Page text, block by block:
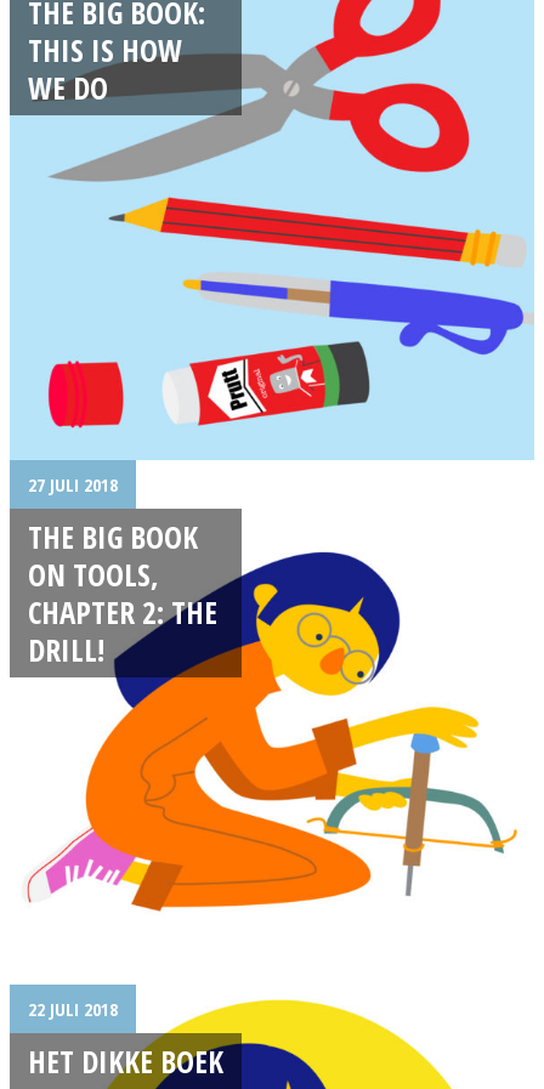
THE BIG BOOK:
THIS IS HOW
WE DO
27 JULI 2018
THE BIG BOOK
ON TOOLS,
CHAPTER 2: THE
DRILL!
22 JULI 2018
HET DIKKE BOEK